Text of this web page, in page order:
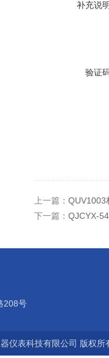
补充说
验证
上一篇： QUV1003
下一篇： QJCYX-
208号
器仪表科技有限公司 版权